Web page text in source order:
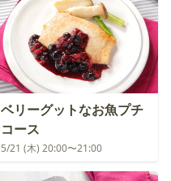
ベリーグットなお魚プチ
コース
5/21 (木) 20:00〜21:00